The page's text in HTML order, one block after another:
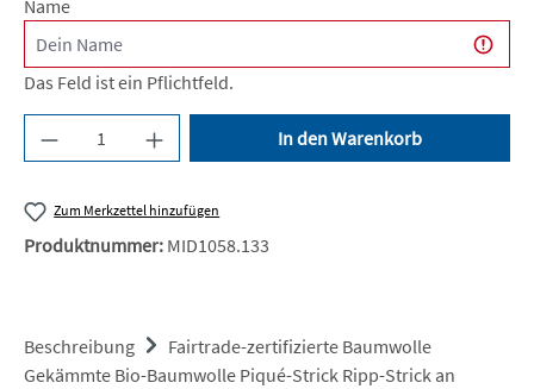
Name
Das Feld ist ein Pflichtfeld.
Produkt Anzahl: Gib den gewünschten Wert
In den Warenkorb
Zum Merkzettel hinzufügen
Produktnummer: MID1058.133
Beschreibung
Fairtrade-zertifizierte Baumwolle
Gekämmte Bio-Baumwolle Piqué-Strick Ripp-Strick an